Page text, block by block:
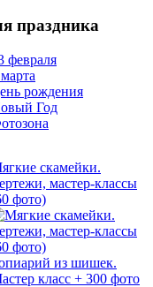
праздника
февраля
рождения
Год
скамейки.
мастер-классы
фото)
из шишек.
класс + 300 фото